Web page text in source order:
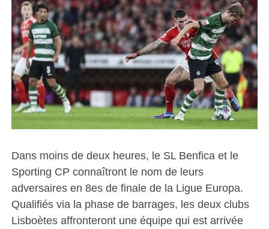
Dans moins de deux heures, le SL Benfica et le
Sporting CP connaîtront le nom de leurs
adversaires en 8es de finale de la Ligue Europa.
Qualifiés via la phase de barrages, les deux clubs
Lisboètes affronteront une équipe qui est arrivée